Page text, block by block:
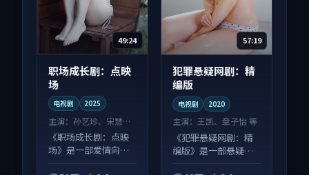
49:24
职场成长剧：点映
场
电视剧 2025
主演： 孙艺珍、宋慧乔
等
《职场成长剧：点映
场》是一部爱情向电
57:19
犯罪悬疑网剧：精
编版
电视剧 2020
主演： 王凯、章子怡 等
《犯罪悬疑网剧：精
编版》是一部悬疑向